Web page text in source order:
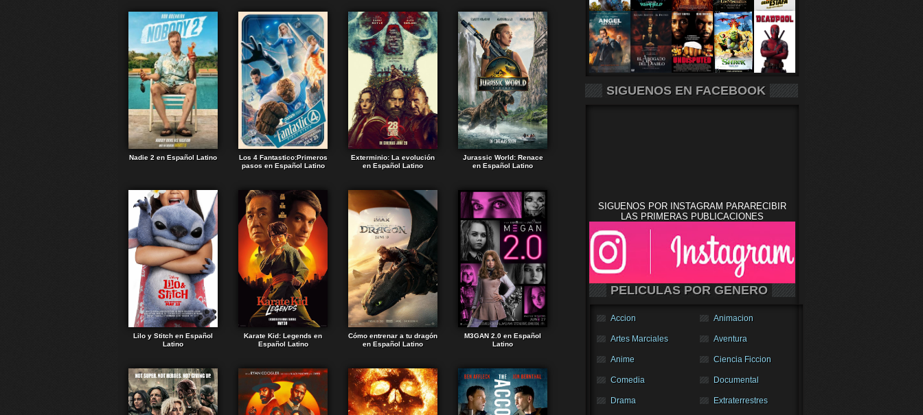
Nadie 2 en Español Latino
Los 4 Fantastico:Primeros
pasos en Español Latino
Exterminio: La evolución
en Español Latino
Jurassic World: Renace
en Español Latino
Lilo y Stitch en Español
Latino
Karate Kid: Legends en
Español Latino
Cómo entrenar a tu dragón
en Español Latino
M3GAN 2.0 en Español
Latino
SIGUENOS EN FACEBOOK
SIGUENOS POR INSTAGRAM PARARECIBIR
LAS PRIMERAS PUBLICACIONES
PELICULAS POR GENERO
Accion Animacion
Artes Marciales Aventura
Anime Ciencia Ficcion
Comedia Documental
Drama Extraterrestres